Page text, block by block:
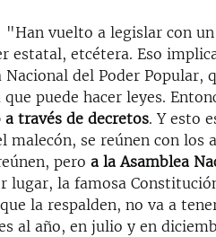
"Han vuelto a legislar con
estatal, etcétera. Eso
del Poder Popular,
puede hacer leyes.
través de decretos. Y esto
se reúnen con los
peroa la Asamblea
lugar, la famosa
la respalden, no va a
al año, en julio y en